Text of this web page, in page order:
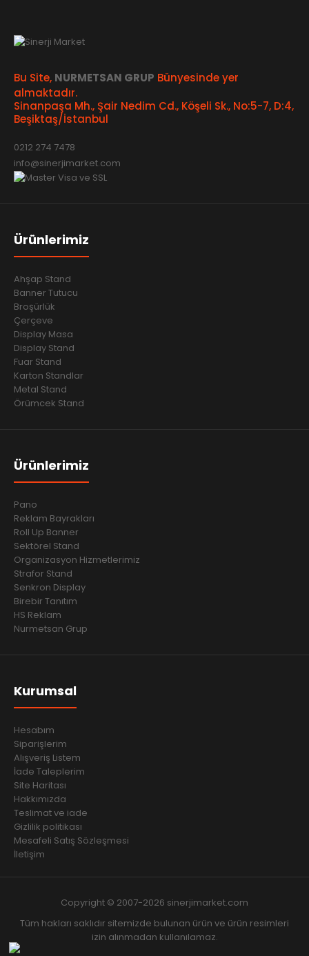
Bu Site, NURMETSAN GRUP Bünyesinde yer
almaktadır.
Sinanpaşa Mh., Şair Nedim Cd., Köşeli Sk., No:5-7, D:4,
Beşiktaş/İstanbul
0212 274 7478
info@sinerjimarket.com
Ürünlerimiz
Ahşap Stand
Banner Tutucu
Broşürlük
Çerçeve
Display Masa
Display Stand
Fuar Stand
Karton Standlar
Metal Stand
Örümcek Stand
Ürünlerimiz
Pano
Reklam Bayrakları
Roll Up Banner
Sektörel Stand
Organizasyon Hizmetlerimiz
Strafor Stand
Senkron Display
Birebir Tanıtım
HS Reklam
Nurmetsan Grup
Kurumsal
Hesabım
Siparişlerim
Alışveriş Listem
İade Taleplerim
Site Haritası
Hakkımızda
Teslimat ve iade
Gizlilik politikası
Mesafeli Satış Sözleşmesi
İletişim
Copyright © 2007-2026 sinerjimarket.com
Tüm hakları saklıdır sitemizde bulunan ürün ve ürün resimleri
izin alınmadan kullanılamaz.